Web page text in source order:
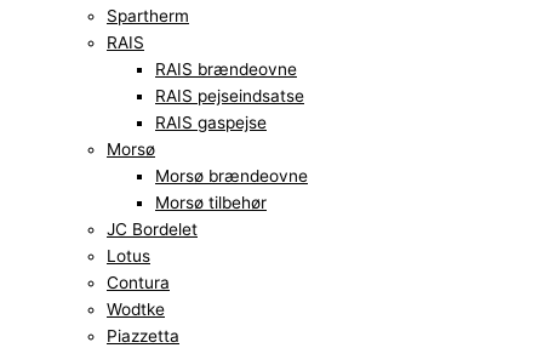
Spartherm
RAIS
RAIS brændeovne
RAIS pejseindsatse
RAIS gaspejse
Morsø
Morsø brændeovne
Morsø tilbehør
JC Bordelet
Lotus
Contura
Wodtke
Piazzetta